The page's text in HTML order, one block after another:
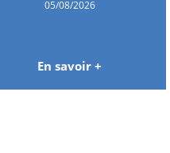
05/08/2026
En savoir +